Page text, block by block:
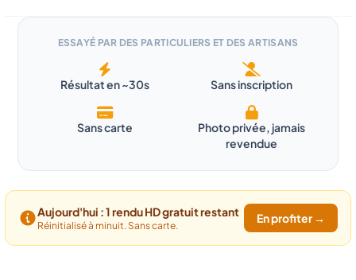
ESSAYÉ PAR DES PARTICULIERS ET DES ARTISANS
Résultat en ~30s Sans inscription
Sans carte
Photo privée, jamais
revendue
Aujourd'hui : 1 rendu HD gratuit restant
Réinitialisé à minuit. Sans carte.
En profiter →